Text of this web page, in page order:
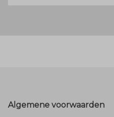
Footer
Algemene voorwaarden